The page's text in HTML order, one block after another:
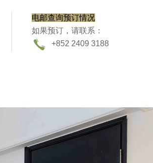
电邮查询预订情况
如果预订，请联系：
+852 2409 3188